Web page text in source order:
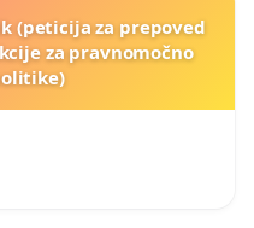
(peticija za prepoved
za pravnomočno